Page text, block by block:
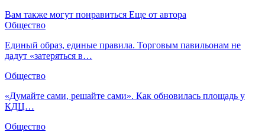
Вам также могут понравиться Еще от автора
Общество
Единый образ, единые правила. Торговым павильонам не
дадут «затеряться в…
Общество
«Думайте сами, решайте сами». Как обновилась площадь у
КДЦ…
Общество